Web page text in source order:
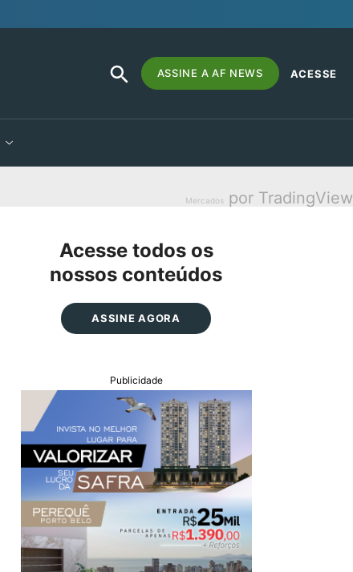
Search
for:
SEARCH
BUTTON
ASSINE A AF NEWS ACESSE
Mercados por TradingView
Acesse todos os
nossos conteúdos
ASSINE AGORA
Publicidade